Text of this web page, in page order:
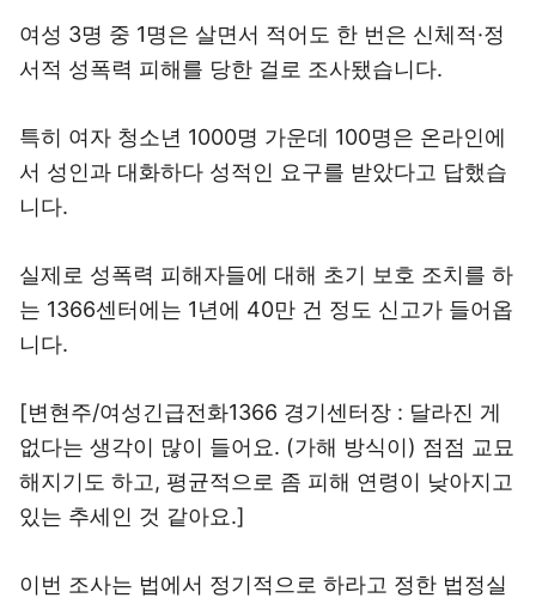
여성 3명 중 1명은 살면서 적어도 한 번은 신체적·정
서적 성폭력 피해를 당한 걸로 조사됐습니다.
특히 여자 청소년 1000명 가운데 100명은 온라인에
서 성인과 대화하다 성적인 요구를 받았다고 답했습
니다.
실제로 성폭력 피해자들에 대해 초기 보호 조치를 하
는 1366센터에는 1년에 40만 건 정도 신고가 들어옵
니다.
[변현주/여성긴급전화1366 경기센터장 : 달라진 게
없다는 생각이 많이 들어요. (가해 방식이) 점점 교묘
해지기도 하고, 평균적으로 좀 피해 연령이 낮아지고
있는 추세인 것 같아요.]
이번 조사는 법에서 정기적으로 하라고 정한 법정실